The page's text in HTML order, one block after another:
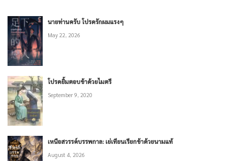
นายท่านครับ โปรดรักผมแรงๆ
May 22, 2026
โปรดยิ้มตอบข้าด้วยไมตรี
September 9, 2020
เหนือสวรรค์บรรพกาล: เย่เทียนเรียกข้าด้วยนามแท้
August 4, 2026